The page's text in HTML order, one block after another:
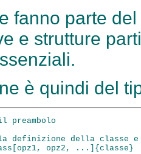
fanno parte
e strutture
è quindi del
preambolo
definizione della classe
opz2, ...]{classe}